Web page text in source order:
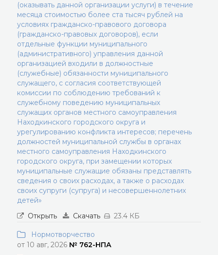
(оказывать данной организации услуги) в течение
месяца стоимостью более ста тысяч рублей на
условиях гражданско-правового договора
(гражданско-правовых договоров), если
отдельные функции муниципального
(административного) управления данной
организацией входили в должностные
(служебные) обязанности муниципального
служащего, с согласия соответствующей
комиссии по соблюдению требований к
служебному поведению муниципальных
служащих органов местного самоуправления
Находкинского городского округа и
урегулированию конфликта интересов; перечень
должностей муниципальной службы в органах
местного самоуправления Находкинского
городского округа, при замещении которых
муниципальные служащие обязаны представлять
сведения о своих расходах, а также о расходах
своих супруги (супруга) и несовершеннолетних
детей»
Открыть
Скачать 23.4 КБ
Нормотворчество
от 10 авг, 2026 № 762-НПА